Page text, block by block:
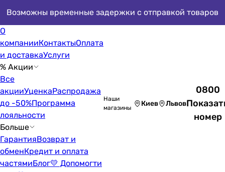
Возможны временные задержки с отправкой товаров
О
компанииКонтактыОплата
и доставкаУслуги
% Акции
Все
акцииУценкаРаспродажа
до -50%Программа
лояльности
Больше
ГарантияВозврат и
обменКредит и оплата
частямиБлог💛 Допомогти
Наши
магазины
Киев Львов
0800
номер